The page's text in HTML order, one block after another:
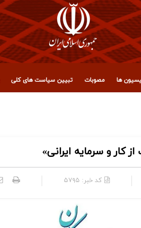
ها مصوبات تبیین سیاست های کلی
کار و سرمایه ایرانی»
کد خبر: ۵۷۹۵